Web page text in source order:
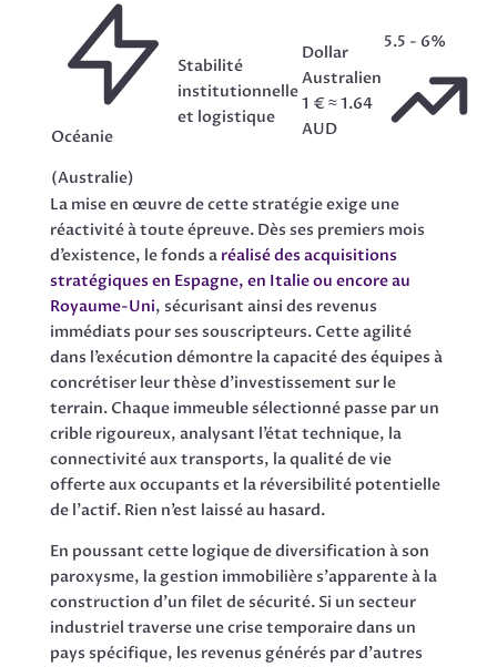
Océanie
(Australie)
Stabilité
institutionnelle
et logistique
Dollar
Australien
1 € ≈ 1.64
AUD
5.5 - 6%
La mise en œuvre de cette stratégie exige une
réactivité à toute épreuve. Dès ses premiers mois
d’existence, le fonds a réalisé des acquisitions
stratégiques en Espagne, en Italie ou encore au
Royaume-Uni, sécurisant ainsi des revenus
immédiats pour ses souscripteurs. Cette agilité
dans l’exécution démontre la capacité des équipes à
concrétiser leur thèse d’investissement sur le
terrain. Chaque immeuble sélectionné passe par un
crible rigoureux, analysant l’état technique, la
connectivité aux transports, la qualité de vie
offerte aux occupants et la réversibilité potentielle
de l’actif. Rien n’est laissé au hasard.
En poussant cette logique de diversification à son
paroxysme, la gestion immobilière s’apparente à la
construction d’un filet de sécurité. Si un secteur
industriel traverse une crise temporaire dans un
pays spécifique, les revenus générés par d’autres